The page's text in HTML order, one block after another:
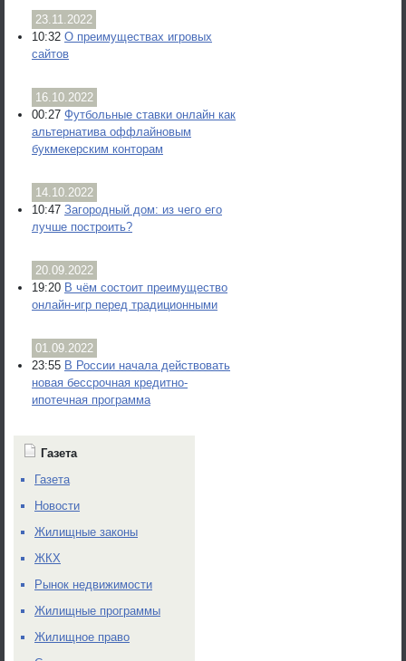
23.11.2022
10:32 О преимуществах игровых
сайтов
16.10.2022
00:27 Футбольные ставки онлайн как
альтернатива оффлайновым
букмекерским конторам
14.10.2022
10:47 Загородный дом: из чего его
лучше построить?
20.09.2022
19:20 В чём состоит преимущество
онлайн-игр перед традиционными
01.09.2022
23:55 В России начала действовать
новая бессрочная кредитно-
ипотечная программа
Газета
Газета
Новости
Жилищные законы
ЖКХ
Рынок недвижимости
Жилищные программы
Жилищное право